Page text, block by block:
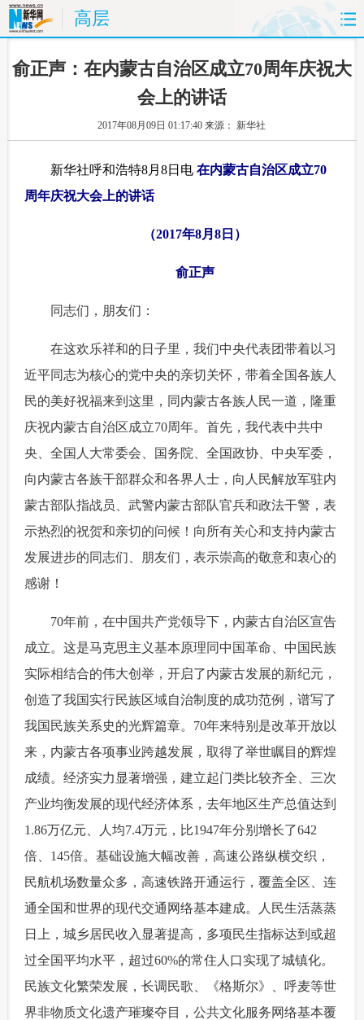
高层
首页 时政 国际 财经
体育 人事
时尚 思客 地方 法治
房产
旅游 健康
金融 公益 军事 无人机
富媒体 摄影 新华广播
新华电视中文 新华电视英文 返回PC
俞正声：在内蒙古自治区成立70周年庆祝大
会上的讲话
2017年08月09日 01:17:40来源： 新华社
新华社呼和浩特8月8日电 在内蒙古自治区成立70
周年庆祝大会上的讲话
（2017年8月8日）
俞正声
同志们，朋友们：
在这欢乐祥和的日子里，我们中央代表团带着以习
近平同志为核心的党中央的亲切关怀，带着全国各族人
民的美好祝福来到这里，同内蒙古各族人民一道，隆重
庆祝内蒙古自治区成立70周年。首先，我代表中共中
央、全国人大常委会、国务院、全国政协、中央军委，
向内蒙古各族干部群众和各界人士，向人民解放军驻内
蒙古部队指战员、武警内蒙古部队官兵和政法干警，表
示热烈的祝贺和亲切的问候！向所有关心和支持内蒙古
发展进步的同志们、朋友们，表示崇高的敬意和衷心的
感谢！
70年前，在中国共产党领导下，内蒙古自治区宣告
成立。这是马克思主义基本原理同中国革命、中国民族
实际相结合的伟大创举，开启了内蒙古发展的新纪元，
创造了我国实行民族区域自治制度的成功范例，谱写了
我国民族关系史的光辉篇章。70年来特别是改革开放以
来，内蒙古各项事业跨越发展，取得了举世瞩目的辉煌
成绩。经济实力显著增强，建立起门类比较齐全、三次
产业均衡发展的现代经济体系，去年地区生产总值达到
1.86万亿元、人均7.4万元，比1947年分别增长了642
倍、145倍。基础设施大幅改善，高速公路纵横交织，
民航机场数量众多，高速铁路开通运行，覆盖全区、连
通全国和世界的现代交通网络基本建成。人民生活蒸蒸
日上，城乡居民收入显著提高，多项民生指标达到或超
过全国平均水平，超过60%的常住人口实现了城镇化。
民族文化繁荣发展，长调民歌、《格斯尔》、呼麦等世
界非物质文化遗产璀璨夺目，公共文化服务网络基本覆